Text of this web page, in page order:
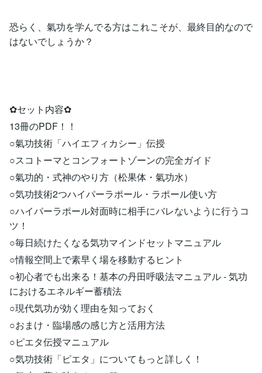
恐らく、氣功を学んでる方はこれこそが、最終目的なので
はないでしょうか？
✿セット内容✿
13冊のPDF！！
○氣功技術「ハイエフィカシー」伝授
○スコトーマとコンフォートゾーンの完全ガイド
○氣功的・式神のやり方（松果体・氣功水）
○気功技術2つハイパーラポール・ラポール使い方
○ハイパーラポール対面時に相手にバレないように行うコ
ツ！
○毎日続けたくなる気功マインドセットマニュアル
○情報空間上で素早く場を移動するヒント
○初心者でも出来る！基本の丹田呼吸法マニュアル - 気功
におけるエネルギー蓄積法
○現代気功が効く理由を知っておく
○おまけ・臨場感の感じ方と活用方法
○ピエタ伝授マニュアル
○気功技術「ピエタ」についてもっと詳しく！